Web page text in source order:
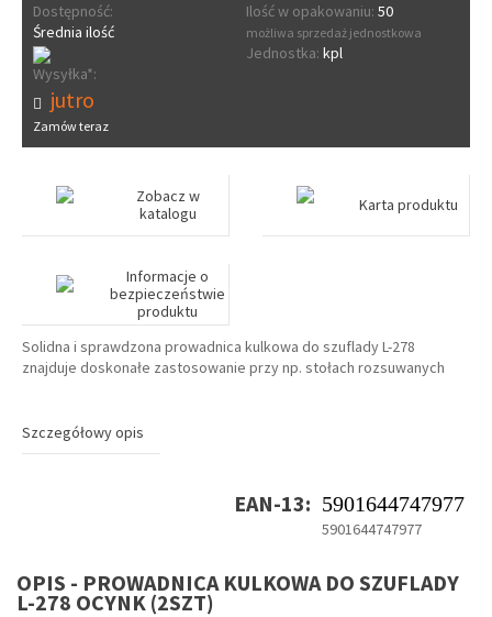
Dostępność:
Średnia ilość
Ilość w opakowaniu: 50
możliwa sprzedaż jednostkowa
Jednostka: kpl
Wysyłka*:
jutro
Zamów teraz
Zobacz w
katalogu
Karta produktu
Informacje o
bezpieczeństwie
produktu
Solidna i sprawdzona prowadnica kulkowa do szuflady L-278
znajduje doskonałe zastosowanie przy np. stołach rozsuwanych
Szczegółowy opis
EAN-13: 5901644747977
5901644747977
OPIS - PROWADNICA KULKOWA DO SZUFLADY
L-278 OCYNK (2SZT)